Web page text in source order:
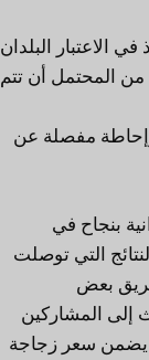
الاعتبار البلدان
من المحتمل أن تتم
وإحاطة مفصلة عن
بنجاح في
التي توصلت
بعض
إلى المشاركين
يضمن سعر زجاجة